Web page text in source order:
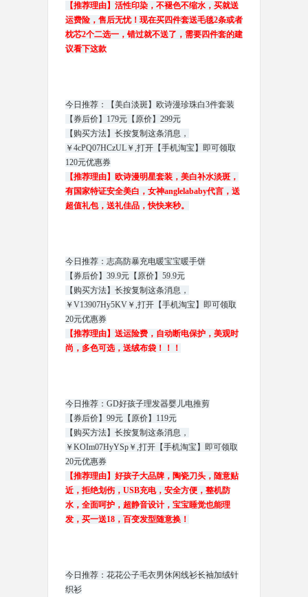
【推荐理由】活性印染，不褪色不缩水，买就送
运费险，售后无忧！现在买四件套送毛毯2条或者
枕芯2个二选一，错过就不送了，需要四件套的建
议看下这款
今日推荐：【美白淡斑】欧诗漫珍珠白3件套装
【券后价】179元【原价】299元
【购买方法】长按复制这条消息，
￥4cPQ07HCzUL￥,打开【手机淘宝】即可领取
120元优惠券
【推荐理由】欧诗漫明星套装，美白补水淡斑，
有国家特证安全美白，女神anglelababy代言，送
超值礼包，送礼佳品，快快来秒。
今日推荐：志高防暴充电暖宝宝暖手饼
【券后价】39.9元【原价】59.9元
【购买方法】长按复制这条消息，
￥V13907Hy5KV￥,打开【手机淘宝】即可领取
20元优惠券
【推荐理由】送运险费，自动断电保护，美观时
尚，多色可选，送绒布袋！！！
今日推荐：GD好孩子理发器婴儿电推剪
【券后价】99元【原价】119元
【购买方法】长按复制这条消息，
￥KOIm07HyYSp￥,打开【手机淘宝】即可领取
20元优惠券
【推荐理由】好孩子大品牌，陶瓷刀头，随意贴
近，拒绝划伤，USB充电，安全方便，整机防
水，全面呵护，超静音设计，宝宝睡觉也能理
发，买一送18，百变发型随意换！
今日推荐：花花公子毛衣男休闲线衫长袖加绒针
织衫